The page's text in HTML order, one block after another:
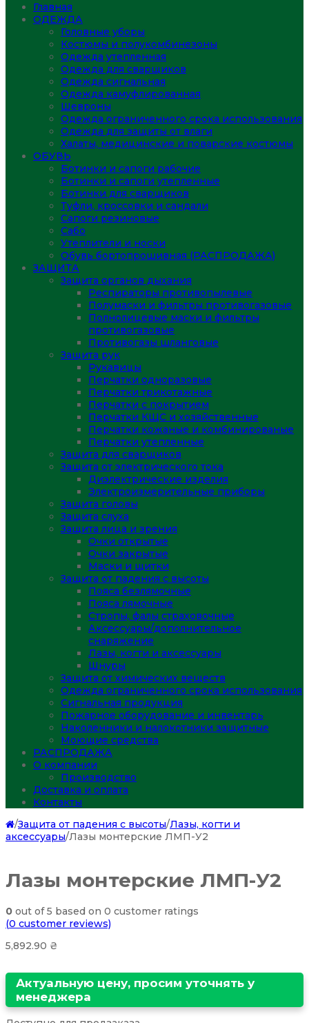
Главная
ОДЕЖДА
Головные уборы
Костюмы и полукомбинезоны
Одежда утепленная
Одежда для сварщиков
Одежда сигнальная
Одежда камуфлированная
Шевроны
Одежда ограниченного срока использования
Одежда для защиты от влаги
Халаты, медицинские и поварские костюмы
ОБУВЬ
Ботинки и сапоги рабочие
Ботинки и сапоги утепленные
Ботинки для сварщиков
Туфли, кроссовки и сандали
Сапоги резиновые
Сабо
Утеплители и носки
Обувь бортопрошивная (РАСПРОДАЖА)
ЗАЩИТА
Защита органов дыхания
Респираторы противопылевые
Полумаски и фильтры противогазовые
Полнолицевые маски и фильтры
противогазовые
Противогазы шланговые
Защита рук
Рукавицы
Перчатки одноразовые
Перчатки трикотажные
Перчатки с покрытием
Перчатки КЩС и хозяйственные
Перчатки кожаные и комбинированые
Перчатки утепленные
Защита для сварщиков
Защита от электрического тока
Диэлектрические изделия
Электроизмерительные приборы
Защита головы
Защита слуха
Защита лица и зрения
Очки открытые
Очки закрытые
Маски и щитки
Защита от падения с высоты
Пояса безлямочные
Пояса лямочные
Стропы, фалы страховочные
Аксессуары/дополнительное
снаряжение
Лазы, когти и аксессуары
Шнуры
Защита от химических веществ
Одежда ограниченного срока использования
Сигнальная продукция
Пожарное оборудование и инвентарь
Наколенники и налокотники защитные
Моющие средства
РАСПРОДАЖА
О компании
Производство
Доставка и оплата
Контакты
/Защита от падения с высоты/Лазы, когти и
аксессуары/Лазы монтерские ЛМП-У2
Лазы монтерские ЛМП-У2
0 out of5 based on 0 customer ratings
(0 customer reviews)
5,892.90 ₴
Актуальную цену, просим уточнять у
менеджера